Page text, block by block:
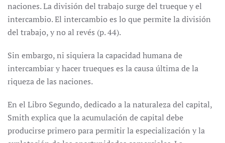
naciones. La división del trabajo surge del trueque y el
intercambio. El intercambio es lo que permite la división
del trabajo, y no al revés (p. 44).
Sin embargo, ni siquiera la capacidad humana de
intercambiar y hacer trueques es la causa última de la
riqueza de las naciones.
En el Libro Segundo, dedicado a la naturaleza del capital,
Smith explica que la acumulación de capital debe
producirse primero para permitir la especialización y la